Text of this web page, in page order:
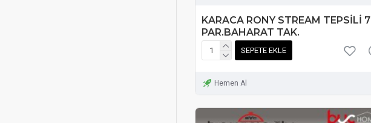
KARACA RONY STREAM TEPSİLİ 7
PAR.BAHARAT TAK.
SEPETE EKLE
Hemen Al